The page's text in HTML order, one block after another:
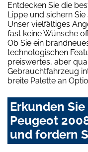
Entdecken Sie die
Lippe und sichern
Unser vielfältiges
fast keine Wünsche
Ob Sie ein
technologischen
preiswertes, aber
Gebrauchtfahrzeug
breite Palette an
Erkunden
Peugeot
und fordern